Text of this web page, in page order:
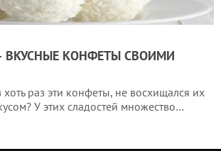
ВКУСНЫЕ КОНФЕТЫ СВОИМИ
раз эти конфеты, не восхищался их
У этих сладостей множество…